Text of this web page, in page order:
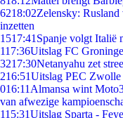
6218:02Zelensky:
inzetten
1517:41 Spanje volgt Italië
117:36Uitslag FC
3217:30Netanyahu zet
216:51Uitslag PEC
016:11 Almansa wint
van afwezige
115:31Uitslag Sparta -